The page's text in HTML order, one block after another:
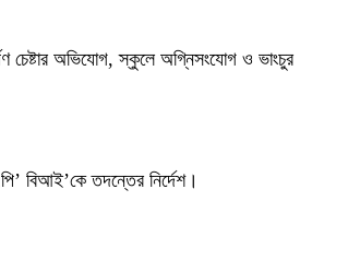
চেষ্টার অভিযোগ, স্কুলে অগ্নিসংযোগ ও ভাংচুর
বিআই’কে তদন্তের নির্দেশ।